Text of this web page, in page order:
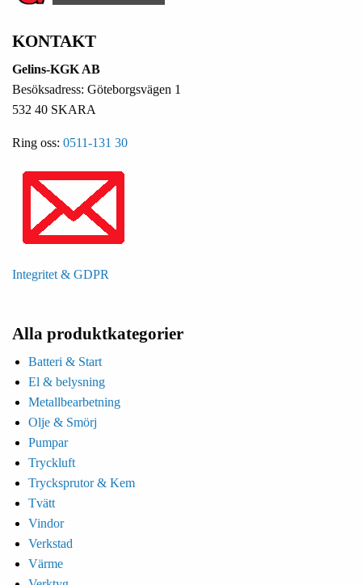
KONTAKT
Gelins-KGK AB
Besöksadress: Göteborgsvägen 1
532 40 SKARA
Ring oss: 0511-131 30
Integritet & GDPR
Alla produktkategorier
Batteri & Start
El & belysning
Metallbearbetning
Olje & Smörj
Pumpar
Tryckluft
Trycksprutor & Kem
Tvätt
Vindor
Verkstad
Värme